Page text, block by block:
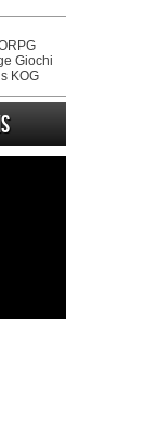
Giochi
KOG